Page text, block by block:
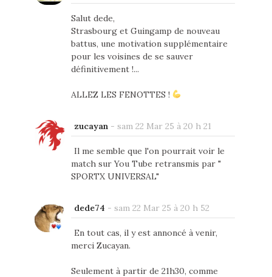
Salut dede,
Strasbourg et Guingamp de nouveau
battus, une motivation supplémentaire
pour les voisines de se sauver
définitivement !...
ALLEZ LES FENOTTES !
zucayan- sam 22 Mar 25 à 20 h 21
Il me semble que l'on pourrait voir le
match sur You Tube retransmis par "
SPORTX UNIVERSAL"
dede74 - sam 22 Mar 25 à 20 h 52
En tout cas, il y est annoncé à venir,
merci Zucayan.
Seulement à partir de 21h30, comme